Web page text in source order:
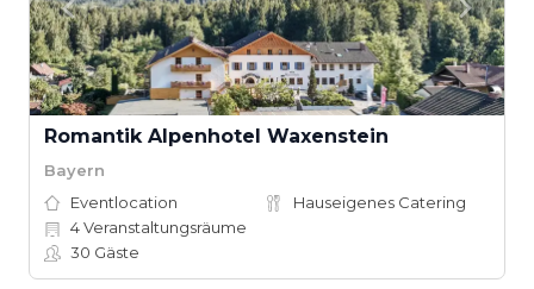
Romantik Alpenhotel Waxenstein
Bayern
Eventlocation
Hauseigenes Catering
4Veranstaltungsräume
30 Gäste